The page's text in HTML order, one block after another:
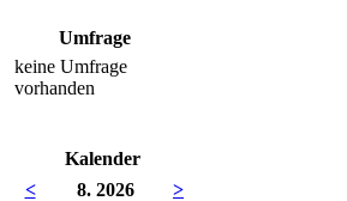
Umfrage
keine Umfrage
vorhanden
Kalender
<
8. 2026
>